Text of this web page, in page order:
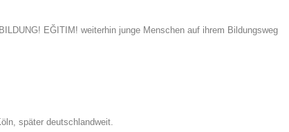
EĞITIM! weiterhin junge Menschen auf ihrem Bildungsweg
später deutschlandweit.